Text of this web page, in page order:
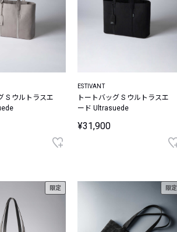
S ウルトラスエ
ESTIVANT
トートバッグ S ウルトラスエ
ード Ultrasuede
¥31,900
限定 限定